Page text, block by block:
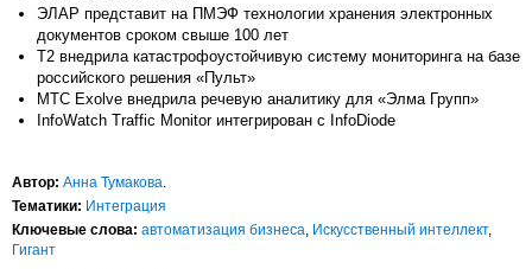
ЭЛАР представит на ПМЭФ технологии хранения электронных
документов сроком свыше 100 лет
Т2 внедрила катастрофоустойчивую систему мониторинга на базе
российского решения «Пульт»
МТС Exolve внедрила речевую аналитику для «Элма Групп»
InfoWatch Traffic Monitor интегрирован с InfoDiode
Автор: Анна Тумакова.
Тематики: Интеграция
Ключевые слова: автоматизация бизнеса, Искусственный интеллект,
Гигант